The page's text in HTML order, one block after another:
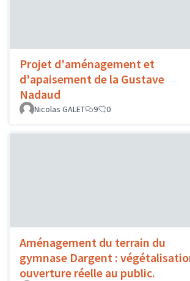
Projet d'aménagement et
d'apaisement de la Gustave
Nadaud
Nicolas GALET 9 0
Aménagement du terrain du
gymnase Dargent :
ouverture réelle au public.